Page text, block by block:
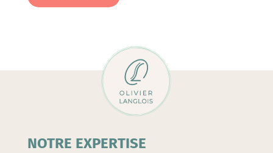
Cuivre
NOTRE EXPERTISE